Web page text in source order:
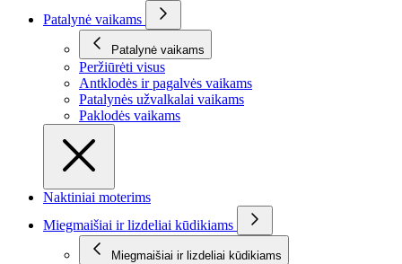
Patalynė vaikams
Patalynė vaikams
Peržiūrėti visus
Antklodės ir pagalvės vaikams
Patalynės užvalkalai vaikams
Paklodės vaikams
Naktiniai moterims
Miegmaišiai ir lizdeliai kūdikiams
Miegmaišiai ir lizdeliai kūdikiams